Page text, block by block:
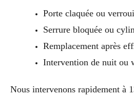
Porte claquée ou
Serrure bloquée ou
Remplacement après
Intervention de nuit ou
Nous intervenons rapidement à